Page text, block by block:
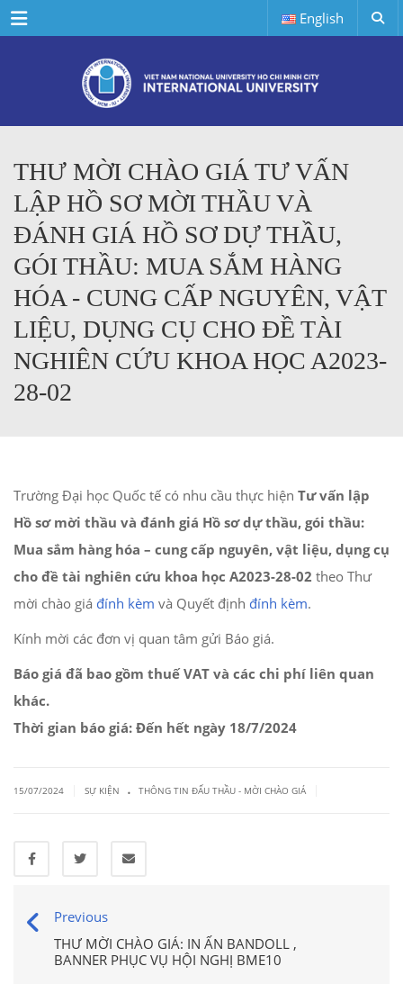
Menu English
THƯ MỜI CHÀO GIÁ TƯ VẤN
LẬP HỒ SƠ MỜI THẦU VÀ
ĐÁNH GIÁ HỒ SƠ DỰ THẦU,
GÓI THẦU: MUA SẮM HÀNG
HÓA - CUNG CẤP NGUYÊN, VẬT
LIỆU, DỤNG CỤ CHO ĐỀ TÀI
NGHIÊN CỨU KHOA HỌC A2023-
28-02
Trường Đại học Quốc tế có nhu cầu thực hiện Tư vấn lập
Hồ sơ mời thầu và đánh giá Hồ sơ dự thầu, gói thầu:
Mua sắm hàng hóa – cung cấp nguyên, vật liệu, dụng cụ
cho đề tài nghiên cứu khoa học A2023-28-02 theo Thư
mời chào giá đính kèm và Quyết định đính kèm.
Kính mời các đơn vị quan tâm gửi Báo giá.
Báo giá đã bao gồm thuế VAT và các chi phí liên quan
khác.
Thời gian báo giá: Đến hết ngày 18/7/2024
15/07/2024 SỰ KIỆN . THÔNG TIN ĐẤU THẦU - MỜI CHÀO GIÁ
Previous
THƯ MỜI CHÀO GIÁ: IN ẤN BANDOLL ,
BANNER PHỤC VỤ HỘI NGHỊ BME10